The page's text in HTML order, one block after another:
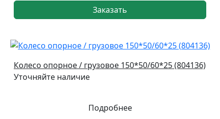
Заказать
Колесо опорное / грузовое 150*50/60*25 (804136)
Уточняйте наличие
Подробнее